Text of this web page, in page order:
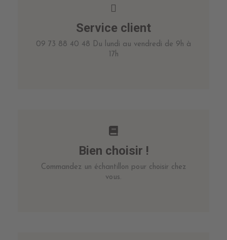
Service client
09 73 88 40 48 Du lundi au vendredi de 9h à
17h
Bien choisir !
Commandez un échantillon pour choisir chez
vous.